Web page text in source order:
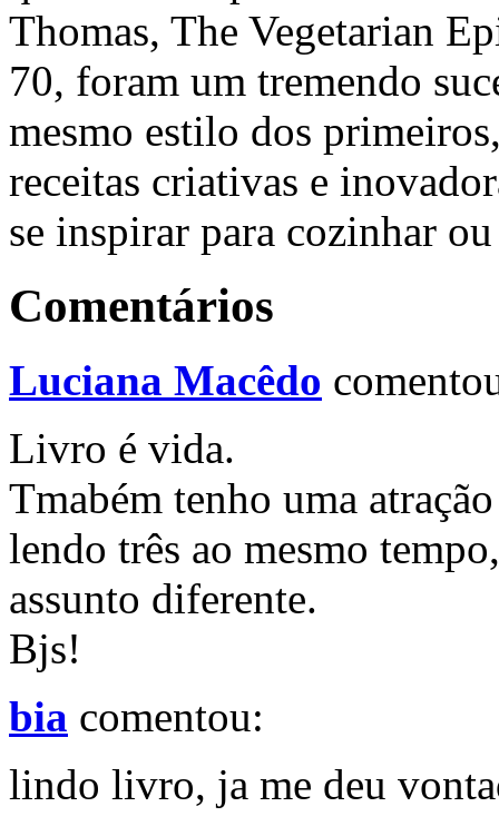
Thomas, The Vegetarian
70, foram um tremendo
mesmo estilo dos
receitas criativas e
se inspirar para cozinhar
Comentários
Luciana Macêdo
Livro é vida.
Tmabém tenho uma
lendo três ao mesmo
assunto diferente.
Bjs!
bia comentou:
lindo livro, ja me deu